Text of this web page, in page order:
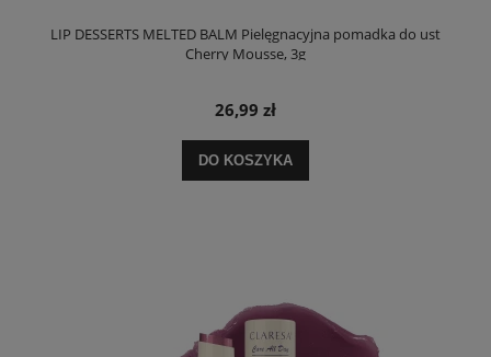
LIP DESSERTS MELTED BALM Pielęgnacyjna pomadka do ust
Cherry Mousse, 3g
26,99 zł
DO KOSZYKA